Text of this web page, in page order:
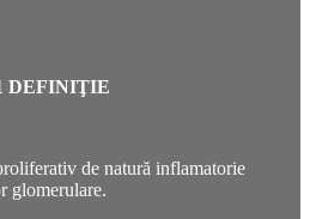
DEFINIŢIE
de natură inflamatorie
glomerulare.